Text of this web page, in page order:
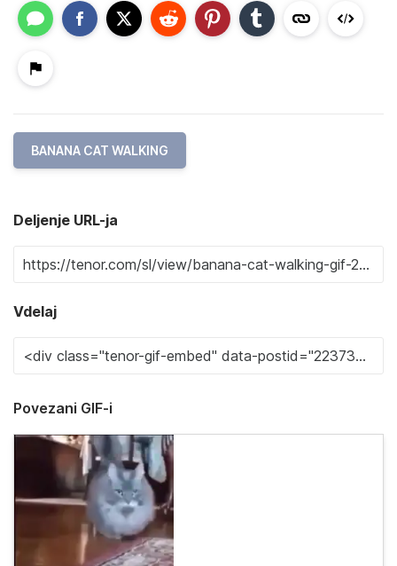
BANANA CAT WALKING
Deljenje URL-ja
Vdelaj
Povezani GIF-i